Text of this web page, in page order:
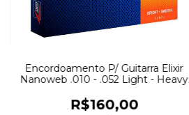
Encordoamento P/ Guitarra Elixir
Nanoweb .010 - .052 Light - Heavy
R$160,00